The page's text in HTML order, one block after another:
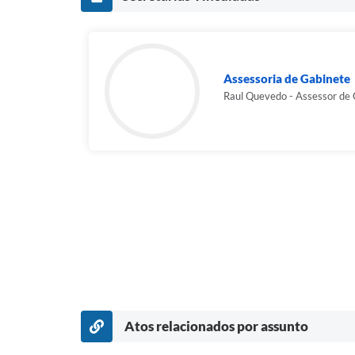
Assessoria de Gabinete
Raul Quevedo - Assessor de
Atos relacionados por assunto